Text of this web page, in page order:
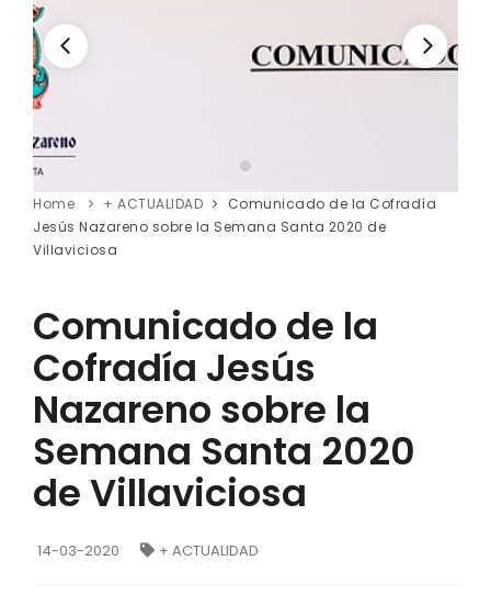
Home + ACTUALIDAD
Comunicado de la Cofradía
Jesús Nazareno sobre la Semana Santa 2020 de
Villaviciosa
Comunicado de la
Cofradía Jesús
Nazareno sobre la
Semana Santa 2020
de Villaviciosa
14-03-2020 + ACTUALIDAD